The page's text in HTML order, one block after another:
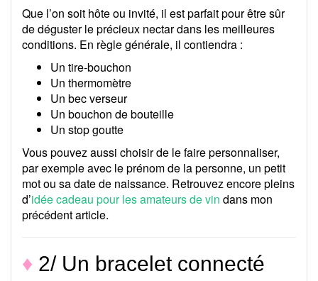
Que l’on soit hôte ou invité, il est parfait pour être sûr
de déguster le précieux nectar dans les meilleures
conditions. En règle générale, il contiendra :
Un tire-bouchon
Un thermomètre
Un bec verseur
Un bouchon de bouteille
Un stop goutte
Vous pouvez aussi choisir de le faire personnaliser,
par exemple avec le prénom de la personne, un petit
mot ou sa date de naissance. Retrouvez encore pleins
d’idée cadeau pour les amateurs de vin dans mon
précédent article.
♦ 2/ Un bracelet connecté